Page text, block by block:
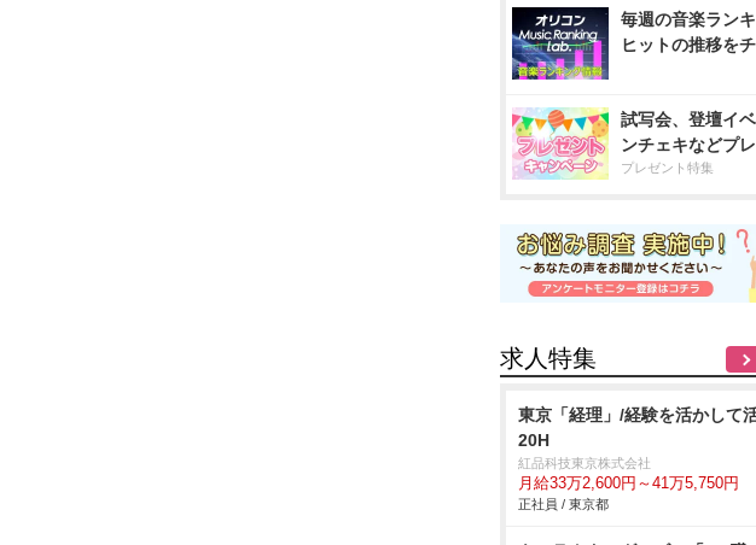
毎週の音楽ランキ
ヒットの推移を
試写会、登壇イ
ンチェキなどプ
プレゼント特集
求人特集
東京「経理」/経験を活かして
20H
紅品科技東京株式会社
月給33万2,600円～41万5,750円
正社員 / 東京都